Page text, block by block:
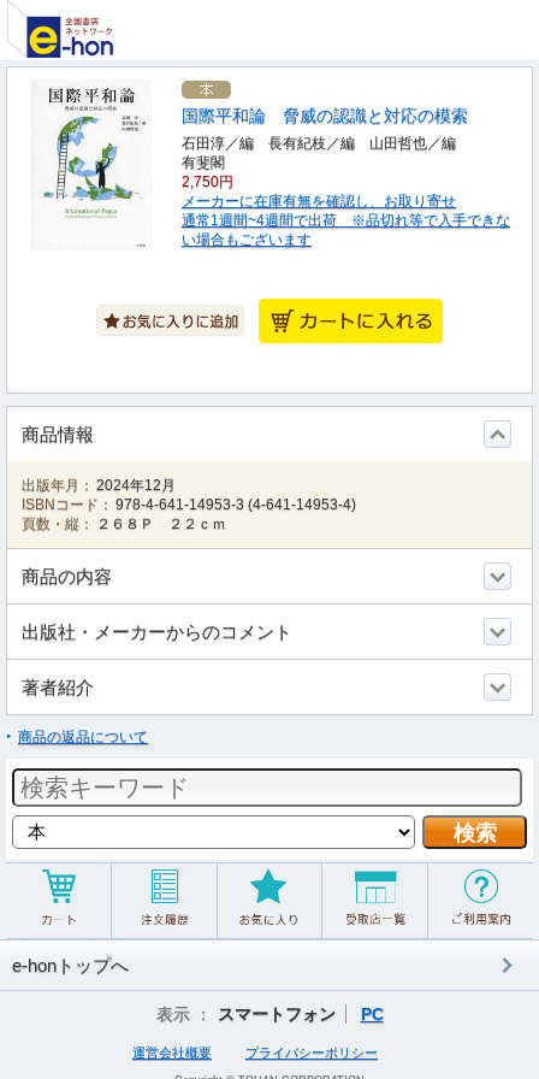
国際平和論 脅威の認識と対応の模索
石田淳／編 長有紀枝／編 山田哲也／編
有斐閣
2,750円
メーカーに在庫有無を確認し、お取り寄せ
通常1週間~4週間で出荷 ※品切れ等で入手できな
い場合もございます
商品情報
出版年月： 2024年12月
ISBNコード： 978-4-641-14953-3 (4-641-14953-4)
頁数・縦：
２６８Ｐ ２２ｃｍ
商品の内容
出版社・メーカーからのコメント
著者紹介
商品の返品について
e-honトップへ
表示 ： スマートフォン PC
運営会社概要 プライバシーポリシー